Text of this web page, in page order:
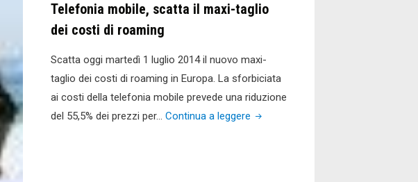
Telefonia mobile, scatta il maxi-taglio
dei costi di roaming
Scatta oggi martedì 1 luglio 2014 il nuovo maxi-
taglio dei costi di roaming in Europa. La sforbiciata
ai costi della telefonia mobile prevede una riduzione
del 55,5% dei prezzi per… Continua a leggere "Telefonia